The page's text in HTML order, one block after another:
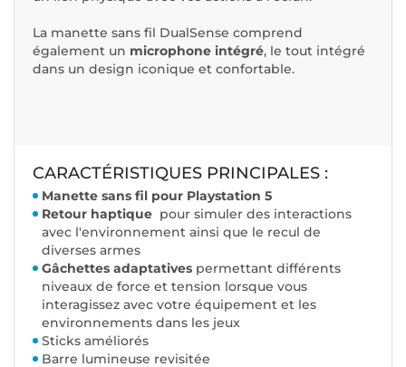
La manette sans fil DualSense comprend
également un microphone intégré, le tout intégré
dans un design iconique et confortable.
CARACTÉRISTIQUES PRINCIPALES :
Manette sans fil pour Playstation 5
Retour haptique pour simuler des interactions
avec l'environnement ainsi que le recul de
diverses armes
Gâchettes adaptatives permettant différents
niveaux de force et tension lorsque vous
interagissez avec votre équipement et les
environnements dans les jeux
Sticks améliorés
Barre lumineuse revisitée